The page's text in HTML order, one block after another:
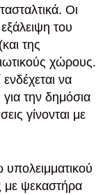
Οι
του
της
χώρους.
να
την δημόσια
γίνονται με
με ψεκαστήρα